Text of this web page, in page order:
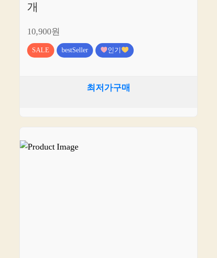
개
10,900원
SALE bestSeller 인기
최저가구매